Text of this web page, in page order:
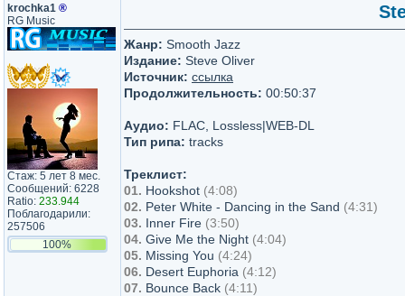
krochka1 ®
RG Music
Стаж: 5 лет 8 мес.
Сообщений: 6228
Ratio: 233.944
Поблагодарили:
257506
100%
Жанр: Smooth Jazz
Издание: Steve Oliver
Источник: ссылка
Продолжительность: 00:50:37
Аудио: FLAC, Lossless|WEB-DL
Тип рипа: tracks
Треклист:
01. Hookshot (4:08)
02. Peter White - Dancing in the Sand (4:31)
03. Inner Fire (3:50)
04. Give Me the Night (4:04)
05. Missing You (4:24)
06. Desert Euphoria (4:12)
07. Bounce Back (4:11)